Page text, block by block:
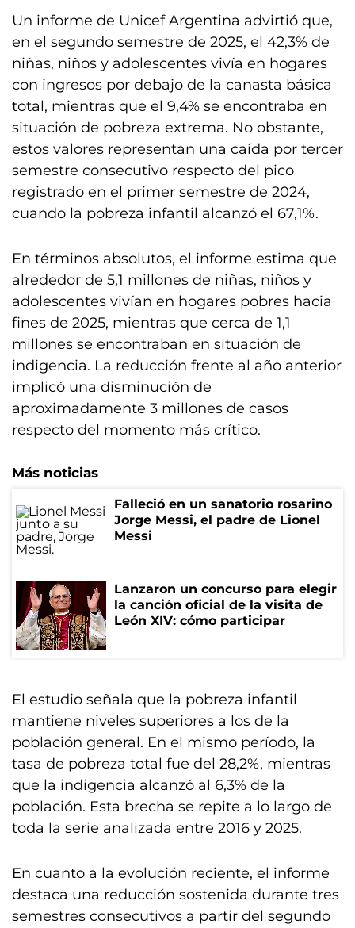
Un informe de Unicef Argentina advirtió que,
en el segundo semestre de 2025, el 42,3% de
niñas, niños y adolescentes vivía en hogares
con ingresos por debajo de la canasta básica
total, mientras que el 9,4% se encontraba en
situación de pobreza extrema. No obstante,
estos valores representan una caída por tercer
semestre consecutivo respecto del pico
registrado en el primer semestre de 2024,
cuando la pobreza infantil alcanzó el 67,1%.
En términos absolutos, el informe estima que
alrededor de 5,1 millones de niñas, niños y
adolescentes vivían en hogares pobres hacia
fines de 2025, mientras que cerca de 1,1
millones se encontraban en situación de
indigencia. La reducción frente al año anterior
implicó una disminución de
aproximadamente 3 millones de casos
respecto del momento más crítico.
Más noticias
Falleció en un sanatorio rosarino
Jorge Messi, el padre de Lionel
Messi
Lanzaron un concurso para elegir
la canción oficial de la visita de
León XIV: cómo participar
El estudio señala que la pobreza infantil
mantiene niveles superiores a los de la
población general. En el mismo período, la
tasa de pobreza total fue del 28,2%, mientras
que la indigencia alcanzó al 6,3% de la
población. Esta brecha se repite a lo largo de
toda la serie analizada entre 2016 y 2025.
En cuanto a la evolución reciente, el informe
destaca una reducción sostenida durante tres
semestres consecutivos a partir del segundo